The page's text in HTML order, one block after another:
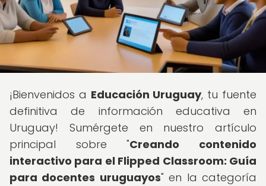
¡Bienvenidos a Educación Uruguay, tu fuente
definitiva de información educativa en
Uruguay! Sumérgete en nuestro artículo
principal sobre "Creando contenido
interactivo para el Flipped Classroom: Guía
para docentes uruguayos" en la categoría